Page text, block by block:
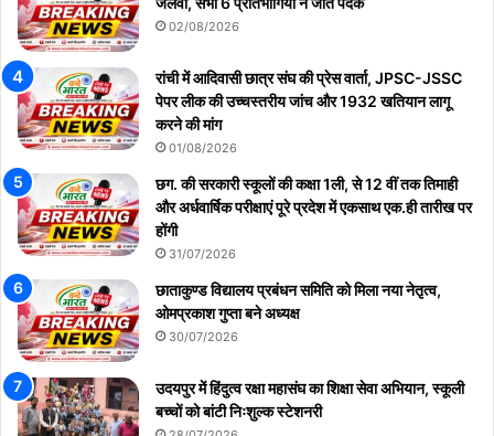
02/08/2026
रांची में आदिवासी छात्र संघ की प्रेस वार्ता, JPSC-JSSC
पेपर लीक की उच्चस्तरीय जांच और 1932 खतियान लागू
करने की मांग
01/08/2026
छग. की सरकारी स्कूलों की कक्षा 1ली, से 12 वीं तक तिमाही
और अर्धवार्षिक परीक्षाएं पूरे प्रदेश में एकसाथ एक.ही तारीख पर
होंगी
31/07/2026
छाताकुण्ड विद्यालय प्रबंधन समिति को मिला नया नेतृत्व,
ओमप्रकाश गुप्ता बने अध्यक्ष
30/07/2026
उदयपुर में हिंदुत्व रक्षा महासंघ का शिक्षा सेवा अभियान, स्कूली
बच्चों को बांटी निःशुल्क स्टेशनरी